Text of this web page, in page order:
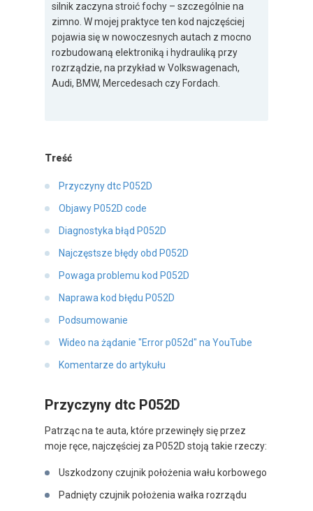
silnik zaczyna stroić fochy – szczególnie na
zimno. W mojej praktyce ten kod najczęściej
pojawia się w nowoczesnych autach z mocno
rozbudowaną elektroniką i hydrauliką przy
rozrządzie, na przykład w Volkswagenach,
Audi, BMW, Mercedesach czy Fordach.
Treść
Przyczyny dtc P052D
Objawy P052D code
Diagnostyka błąd P052D
Najczęstsze błędy obd P052D
Powaga problemu kod P052D
Naprawa kod błędu P052D
Podsumowanie
Wideo na żądanie "Error p052d" na YouTube
Komentarze do artykułu
Przyczyny dtc P052D
Patrząc na te auta, które przewinęły się przez
moje ręce, najczęściej za P052D stoją takie rzeczy:
Uszkodzony czujnik położenia wału korbowego
Padnięty czujnik położenia wałka rozrządu